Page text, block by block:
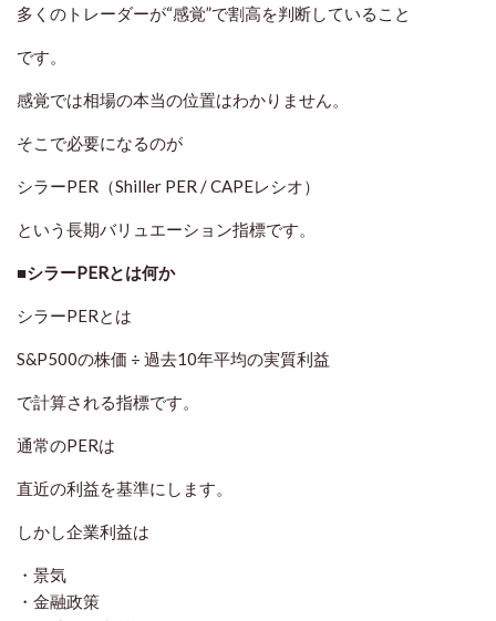
多くのトレーダーが“感覚”で割高を判断していること
です。
感覚では相場の本当の位置はわかりません。
そこで必要になるのが
シラーPER（Shiller PER / CAPEレシオ）
という長期バリュエーション指標です。
■シラーPERとは何か
シラーPERとは
S&P500の株価 ÷ 過去10年平均の実質利益
で計算される指標です。
通常のPERは
直近の利益を基準にします。
しかし企業利益は
・景気
・金融政策